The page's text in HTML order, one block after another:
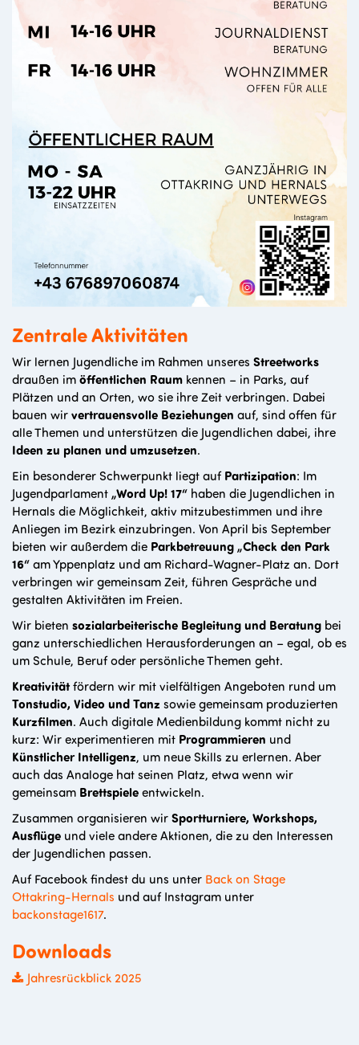
Zentrale Aktivitäten
Wir lernen Jugendliche im Rahmen unseres Streetworks
draußen imöffentlichen Raum kennen – in Parks, auf
Plätzen und an Orten, wo sie ihre Zeit verbringen. Dabei
bauen wirvertrauensvolle Beziehungen auf, sind offen für
alle Themen und unterstützen die Jugendlichen dabei, ihre
Ideen zu planen und umzusetzen.
Ein besonderer Schwerpunkt liegt aufPartizipation: Im
Jugendparlament „Word Up! 17“ haben die Jugendlichen in
Hernals die Möglichkeit, aktiv mitzubestimmen und ihre
Anliegen im Bezirk einzubringen. Von April bis September
bieten wir außerdem die Parkbetreuung „Check den Park
16“am Yppenplatz und am Richard-Wagner-Platz an. Dort
verbringen wir gemeinsam Zeit, führen Gespräche und
gestalten Aktivitäten im Freien.
Wir bieten sozialarbeiterische Begleitung und Beratung bei
ganz unterschiedlichen Herausforderungen an – egal, ob es
um Schule, Beruf oder persönliche Themen geht.
Kreativitätfördern wir mit vielfältigen Angeboten rund um
Tonstudio, Video und Tanz sowie gemeinsam produzierten
Kurzfilmen. Auch digitale Medienbildung kommt nicht zu
kurz: Wir experimentieren mit Programmieren und
Künstlicher Intelligenz, um neue Skills zu erlernen. Aber
auch das Analoge hat seinen Platz, etwa wenn wir
gemeinsam Brettspieleentwickeln.
Zusammen organisieren wirSportturniere, Workshops,
Ausflüge und viele andere Aktionen, die zu den Interessen
der Jugendlichen passen.
Auf Facebook findest du uns unter Back on Stage
Ottakring-Hernals und auf Instagram unter
backonstage1617.
Downloads
Jahresrückblick 2025